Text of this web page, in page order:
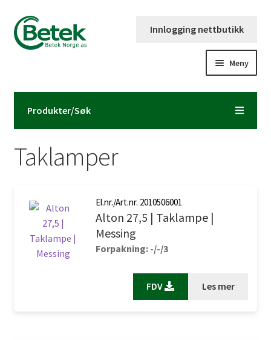
Hopp
til
navigasjon
Hopp
til
innhold
Innlogging nettbutikk
Meny
Forsiden
Kontaktinformasjon
Volumpriser
Taklamper
El.nr./Art.nr. 2010506001
Alton 27,5 | Taklampe |
Messing
Forpakning: -/-/3
FDV Les mer
Produkter/Søk